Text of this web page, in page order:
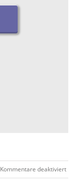
Kommentare deaktiviertfür